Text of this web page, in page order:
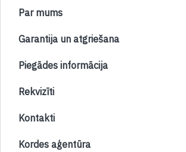
Par mums
Garantija un atgriešana
Piegādes informācija
Rekvizīti
Kontakti
Kordes aģentūra